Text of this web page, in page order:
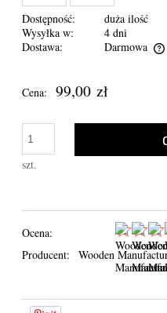
Dostępność:
duża ilość
Wysyłka w:
4 dni
Dostawa:
Darmowa
Cena nie zawiera
Cena: 99,00 zł
szt.
Ocena:
Producent:
Wooden